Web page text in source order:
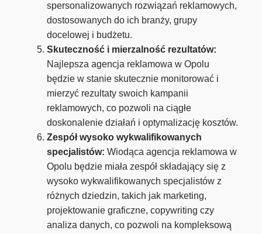
spersonalizowanych rozwiązań reklamowych,
dostosowanych do ich branży, grupy
docelowej i budżetu.
Skuteczność i mierzalność rezultatów:
Najlepsza agencja reklamowa w Opolu
będzie w stanie skutecznie monitorować i
mierzyć rezultaty swoich kampanii
reklamowych, co pozwoli na ciągłe
doskonalenie działań i optymalizację kosztów.
Zespół wysoko wykwalifikowanych
specjalistów: Wiodąca agencja reklamowa w
Opolu będzie miała zespół składający się z
wysoko wykwalifikowanych specjalistów z
różnych dziedzin, takich jak marketing,
projektowanie graficzne, copywriting czy
analiza danych, co pozwoli na kompleksową